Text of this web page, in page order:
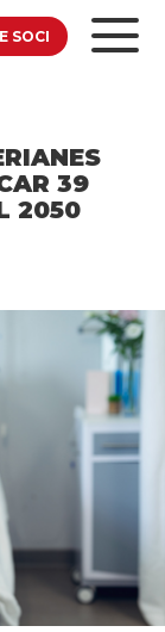
SOCI
39
2050